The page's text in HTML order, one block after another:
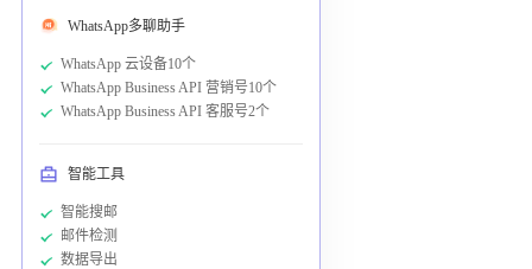
WhatsApp多聊助手
WhatsApp 云设备10个
WhatsApp Business API 营销号10个
WhatsApp Business API 客服号2个
智能工具
智能搜邮
邮件检测
数据导出